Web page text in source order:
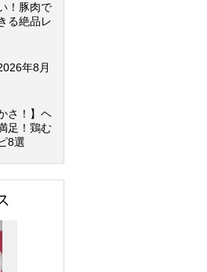
！豚肉で
る絶品レ
年8月
さ！】ヘ
足！鶏む
8選